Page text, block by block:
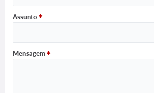
Assunto
Mensagem